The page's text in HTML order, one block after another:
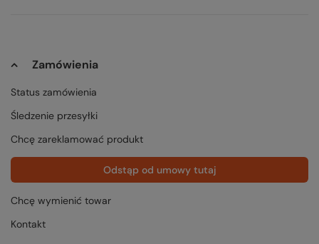
Zamówienia
Status zamówienia
Śledzenie przesyłki
Chcę zareklamować produkt
Odstąp od umowy tutaj
Chcę wymienić towar
Kontakt